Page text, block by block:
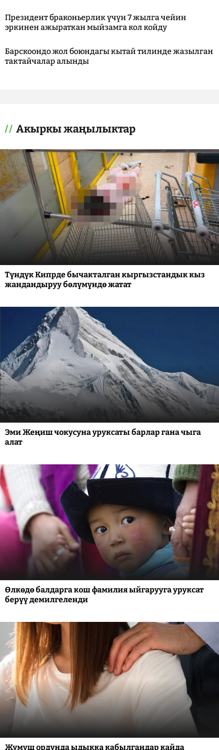
Президент браконьерлик үчүн 7 жылга чейин
эркинен ажыраткан мыйзамга кол койду
Барскоондо жол боюндагы кытай тилинде жазылган
тактайчалар алынды
Акыркы жаңылыктар
Түндүк Кипрде бычакталган кыргызстандык кыз
жандандыруу бөлүмүндө жатат
Эми Жеңиш чокусуна уруксаты барлар гана чыга
алат
Өлкөдө балдарга кош фамилия ыйгарууга уруксат
берүү демилгеленди
Жумуш ордунда ыдыкка кабылгандар кайда